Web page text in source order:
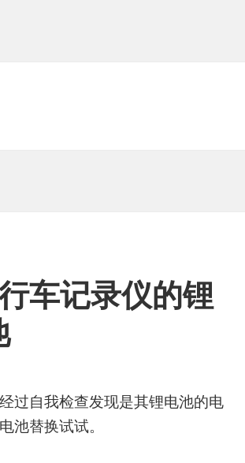
车记录仪的锂
过自我检查发现是其锂电池的电
池替换试试。